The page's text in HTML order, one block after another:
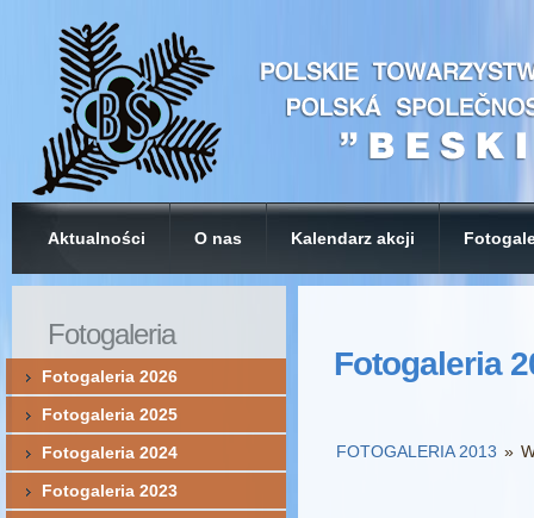
Aktualności O nas Kalendarz akcji
Fotogaleria
FOTOGALERIA 2013 »
Fotogaleria
Fotogaleria 2026
Fotogaleria 2025
Fotogaleria 2024
Fotogaleria 2023